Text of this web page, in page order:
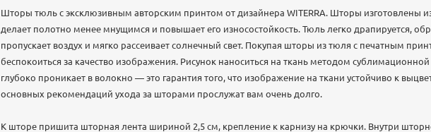
Шторы тюль с эксклюзивным авторским принтом от дизайнера WITERRA. Шторы изготовлены
делает полотно менее мнущимся и повышает его износостойкость. Тюль легко драпируется,
пропускает воздух и мягко рассеивает солнечный свет. Покупая шторы из тюля с печатным
беспокоиться за качество изображения. Рисунок наноситься на ткань методом сублимационной
глубоко проникает в волокно — это гарантия того, что изображение на ткани устойчиво к
основных рекомендаций ухода за шторами прослужат вам очень долго.
К шторе пришита шторная лента шириной 2,5 см, крепление к карнизу на крючки. Внутри